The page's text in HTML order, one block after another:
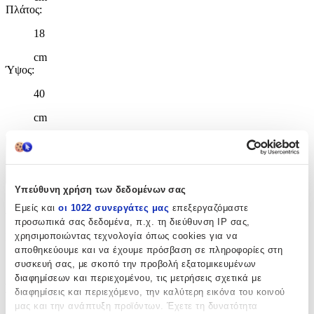
Υπεύθυνη χρήση των δεδομένων σας
Εμείς και οι 1022 συνεργάτες μας επεξεργαζόμαστε
προσωπικά σας δεδομένα, π.χ. τη διεύθυνση IP σας,
χρησιμοποιώντας τεχνολογία όπως cookies για να
αποθηκεύουμε και να έχουμε πρόσβαση σε πληροφορίες στη
συσκευή σας, με σκοπό την προβολή εξατομικευμένων
διαφημίσεων και περιεχομένου, τις μετρήσεις σχετικά με
διαφημίσεις και περιεχόμενο, την καλύτερη εικόνα του κοινού
μας και την ανάπτυξη προϊόντων. Έχετε τη δυνατότητα
Πλάτος:
18
cm
Ύψος:
40
cm
Χαρακτηριστικά
Χαρακτηριστικά
Κατασκευαστής:
Polo
Βασικά Χαρακτηριστικά